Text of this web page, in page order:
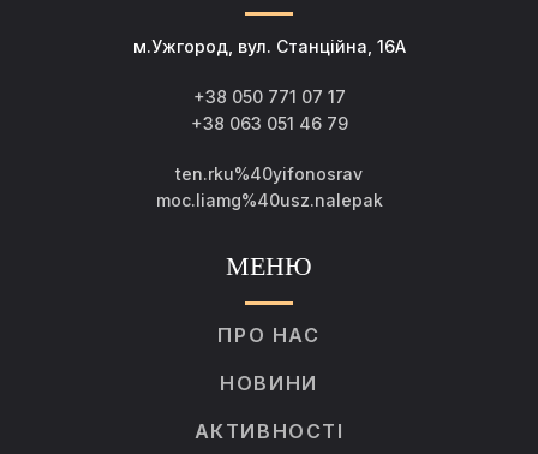
м.Ужгород, вул. Станційна, 16А
+38 050 771 07 17
+38 063 051 46 79
ten.rku%40yifonosrav
moc.liamg%40usz.nalepak
МЕНЮ
ПРО НАС
НОВИНИ
АКТИВНОСТІ